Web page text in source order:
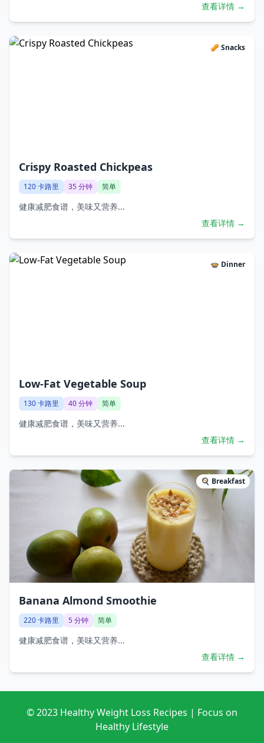
查看详情 →
🥜 Snacks
Crispy Roasted Chickpeas
120卡路里 35分钟 简单
健康减肥食谱，美味又营养...
查看详情 →
🍲 Dinner
Low-Fat Vegetable Soup
130卡路里 40分钟 简单
健康减肥食谱，美味又营养...
查看详情 →
🍳 Breakfast
Banana Almond Smoothie
220卡路里 5分钟 简单
健康减肥食谱，美味又营养...
查看详情 →
© 2023 Healthy Weight Loss Recipes | Focus on
Healthy Lifestyle